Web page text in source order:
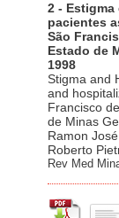
2 - Estigma
pacientes
São
Estado de
1998
Stigma and
and
Francisco
de Minas
Ramon
Roberto
Rev Med